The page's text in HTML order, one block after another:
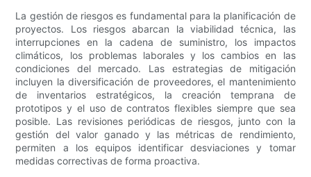
La gestión de riesgos es fundamental para la planificación de
proyectos. Los riesgos abarcan la viabilidad técnica, las
interrupciones en la cadena de suministro, los impactos
climáticos, los problemas laborales y los cambios en las
condiciones del mercado. Las estrategias de mitigación
incluyen la diversificación de proveedores, el mantenimiento
de inventarios estratégicos, la creación temprana de
prototipos y el uso de contratos flexibles siempre que sea
posible. Las revisiones periódicas de riesgos, junto con la
gestión del valor ganado y las métricas de rendimiento,
permiten a los equipos identificar desviaciones y tomar
medidas correctivas de forma proactiva.